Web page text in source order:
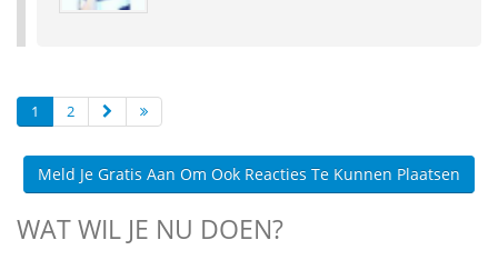
1 2
Meld Je Gratis Aan Om Ook Reacties Te Kunnen Plaatsen
WAT WIL JE NU DOEN?